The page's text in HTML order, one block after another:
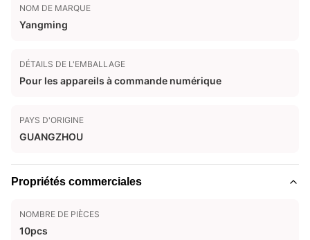
NOM DE MARQUE
Yangming
DÉTAILS DE L'EMBALLAGE
Pour les appareils à commande numérique
PAYS D'ORIGINE
GUANGZHOU
Propriétés commerciales
NOMBRE DE PIÈCES
10pcs